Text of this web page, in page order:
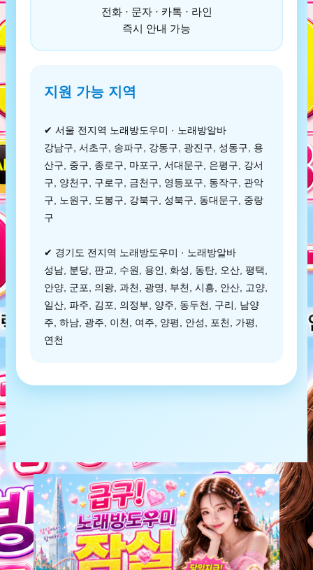
전화 · 문자 · 카톡 · 라인
즉시 안내 가능
지원 가능 지역
✔ 서울 전지역 노래방도우미 · 노래방알바
강남구, 서초구, 송파구, 강동구, 광진구, 성동구, 용
산구, 중구, 종로구, 마포구, 서대문구, 은평구, 강서
구, 양천구, 구로구, 금천구, 영등포구, 동작구, 관악
구, 노원구, 도봉구, 강북구, 성북구, 동대문구, 중랑
구
✔ 경기도 전지역 노래방도우미 · 노래방알바
성남, 분당, 판교, 수원, 용인, 화성, 동탄, 오산, 평택,
안양, 군포, 의왕, 과천, 광명, 부천, 시흥, 안산, 고양,
일산, 파주, 김포, 의정부, 양주, 동두천, 구리, 남양
주, 하남, 광주, 이천, 여주, 양평, 안성, 포천, 가평,
연천